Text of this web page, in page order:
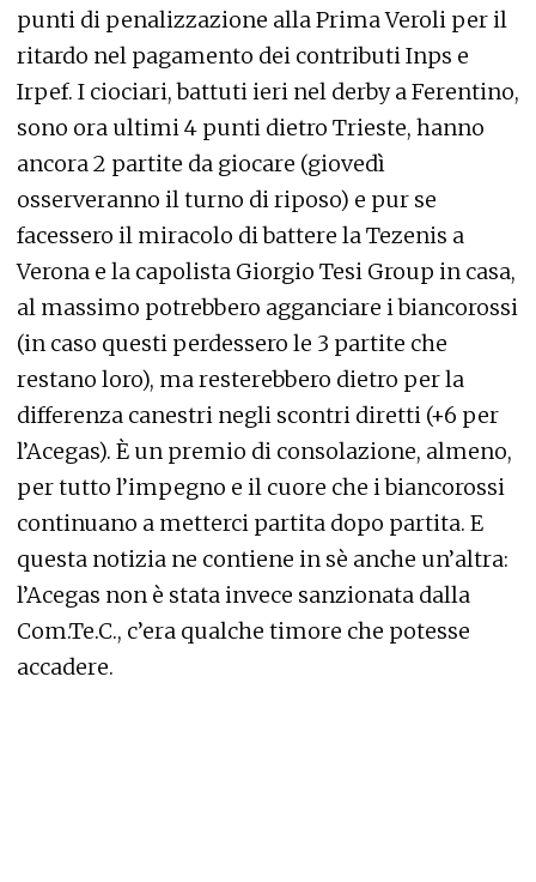
punti di penalizzazione alla Prima Veroli per il
ritardo nel pagamento dei contributi Inps e
Irpef. I ciociari, battuti ieri nel derby a Ferentino,
sono ora ultimi 4 punti dietro Trieste, hanno
ancora 2 partite da giocare (giovedì
osserveranno il turno di riposo) e pur se
facessero il miracolo di battere la Tezenis a
Verona e la capolista Giorgio Tesi Group in casa,
al massimo potrebbero agganciare i biancorossi
(in caso questi perdessero le 3 partite che
restano loro), ma resterebbero dietro per la
differenza canestri negli scontri diretti (+6 per
l’Acegas). È un premio di consolazione, almeno,
per tutto l’impegno e il cuore che i biancorossi
continuano a metterci partita dopo partita. E
questa notizia ne contiene in sè anche un’altra:
l’Acegas non è stata invece sanzionata dalla
Com.Te.C., c’era qualche timore che potesse
accadere.